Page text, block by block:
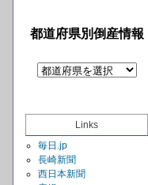
都道府県別倒産情報
Links
毎日.jp
長崎新聞
西日本新聞